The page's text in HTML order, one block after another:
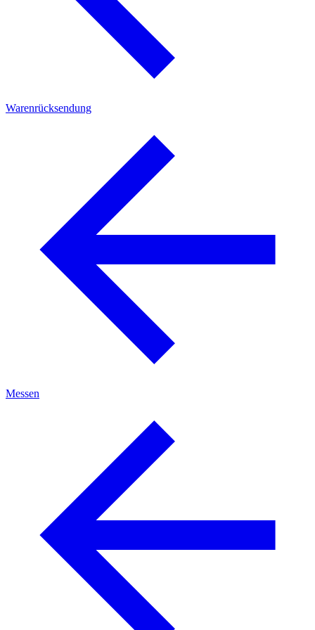
Warenrücksendung
Messen